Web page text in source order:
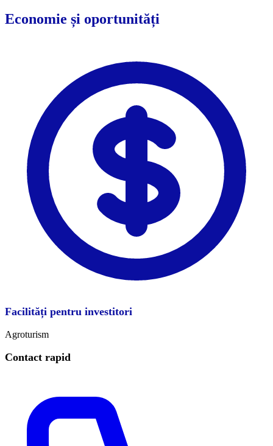
Economie și oportunități
Facilități pentru investitori
Agroturism
Contact rapid